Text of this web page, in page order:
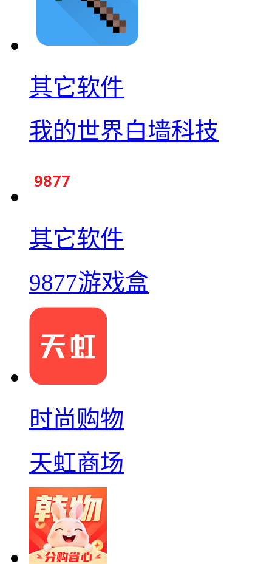
其它软件
我的世界白墙科技
其它软件
9877游戏盒
时尚购物
天虹商场